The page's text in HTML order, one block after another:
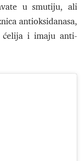
u smutiju, ali
antioksidanasa,
ćelija i imaju anti-